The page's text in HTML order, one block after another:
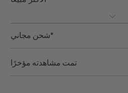
شحن مجاني*
تمت مشاهدته مؤخرًا